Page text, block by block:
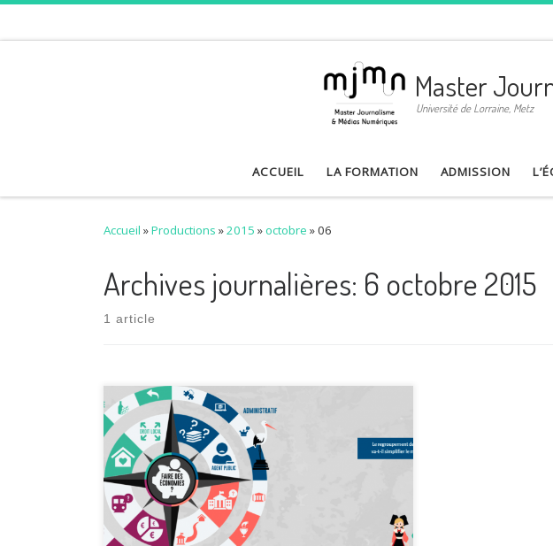
Master
Université de Lorraine, Metz
ACCUEIL LA FORMATION ADMISSION
Accueil »Productions »2015 »octobre »06
Archives journalières: 6 octobre 2015
1 article
Comprendre la réforme territoriale en Alsace,
Lorraine et Champagne-Ardenne. C’est ce défi que
relève le webdocumentaire « le Casse-Tête ALCA »
diffusé sur les sites de France 3 des régions
concernées. Neuf étudiants du master 1
Journalisme et médias numériques de Metz ont
choisi de se frotter à cette thématique pour leur […]